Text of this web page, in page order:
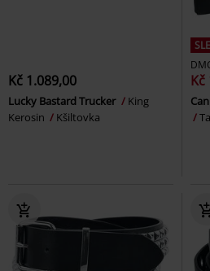
Kč 1.089,00
Lucky Bastard Trucker
King
Kerosin
Kšiltovka
Kč